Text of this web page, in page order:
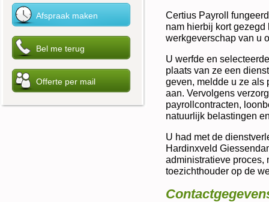
Certius Payroll
nam hierbij kort
werkgeverschap van u
U werfde en
plaats van ze een
geven, meldde u ze als
aan. Vervolgens
payrollcontracten,
natuurlijk belastingen
U had met de
Hardinxveld
administratieve proces,
toezichthouder op de